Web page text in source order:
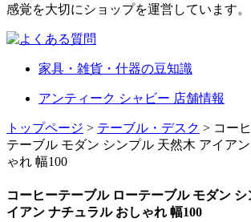
感覚を大切にショップを運営しています。
家具・雑貨・什器の豆知識
アンティーク シャビー 店舗情報
トップページ > テーブル・デスク > コー
テーブル モダン シンプル 天然木 アイア
ゃれ 幅100
コーヒーテーブル ローテーブル モダン
イアン ナチュラル おしゃれ 幅100